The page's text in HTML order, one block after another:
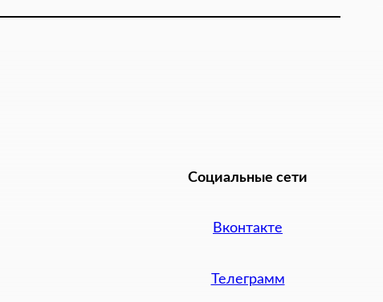
Социальные сети
Вконтакте
Телеграмм